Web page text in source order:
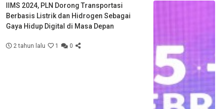
IIMS 2024, PLN Dorong Transportasi
Berbasis Listrik dan Hidrogen Sebagai
Gaya Hidup Digital di Masa Depan
2 tahun lalu 1 0